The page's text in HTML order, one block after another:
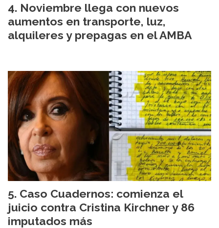
Noviembre llega con nuevos
aumentos en transporte, luz,
alquileres y prepagas en el AMBA
Caso Cuadernos: comienza el
juicio contra Cristina Kirchner y 86
imputados más